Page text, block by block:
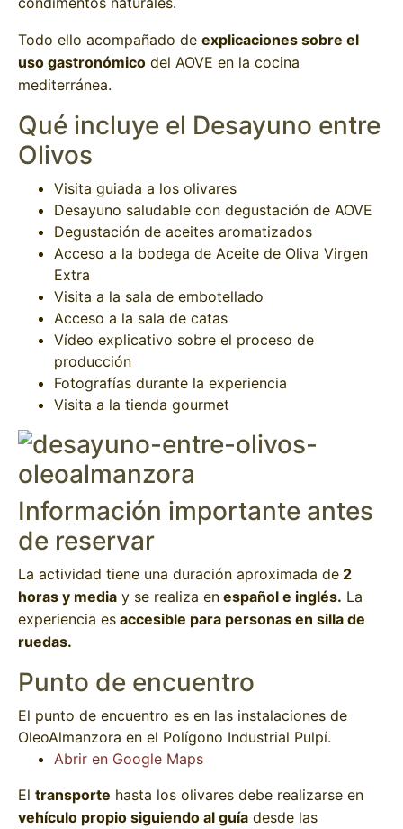
Todo ello acompañado de explicaciones sobre el
uso gastronómico del AOVE en la cocina
mediterránea.
Qué incluye el Desayuno entre
Olivos
Visita guiada a los olivares
Desayuno saludable con degustación de AOVE
Degustación de aceites aromatizados
Acceso a la bodega de Aceite de Oliva Virgen
Extra
Visita a la sala de embotellado
Acceso a la sala de catas
Vídeo explicativo sobre el proceso de
producción
Fotografías durante la experiencia
Visita a la tienda gourmet
Información importante antes
de reservar
La actividad tiene una duración aproximada de 2
horas y media y se realiza en español e inglés. La
experiencia es accesible para personas en silla de
ruedas.
Punto de encuentro
El punto de encuentro es en las instalaciones de
OleoAlmanzora en el Polígono Industrial Pulpí.
Abrir en Google Maps
El transporte hasta los olivares debe realizarse en
vehículo propio siguiendo al guía desde las